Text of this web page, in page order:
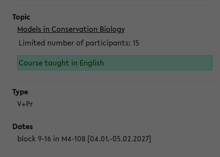
Models in Conservation Biology
Limited number of participants: 15
Course taught in English
V+Pr
block 9-16 in M4-108 [04.01.-05.02.2027]